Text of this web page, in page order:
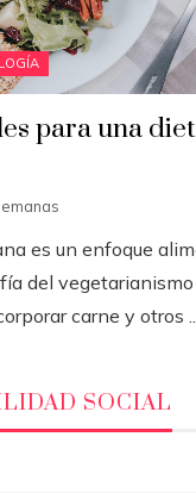
para una
es un enfoque
del
carne y otros
SOCIAL